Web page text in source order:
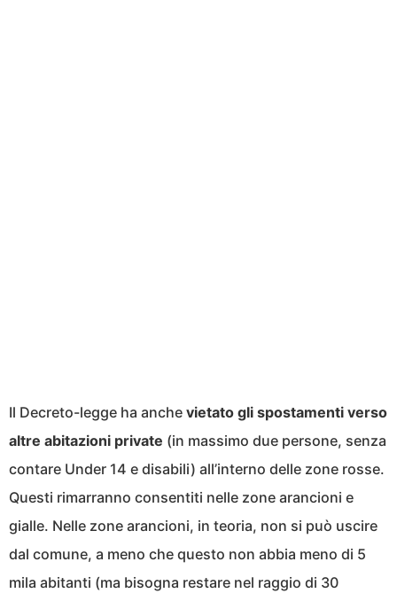
Il Decreto-legge ha anche vietato gli spostamenti verso
altre abitazioni private (in massimo due persone, senza
contare Under 14 e disabili) all’interno delle zone rosse.
Questi rimarranno consentiti nelle zone arancioni e
gialle. Nelle zone arancioni, in teoria, non si può uscire
dal comune, a meno che questo non abbia meno di 5
mila abitanti (ma bisogna restare nel raggio di 30